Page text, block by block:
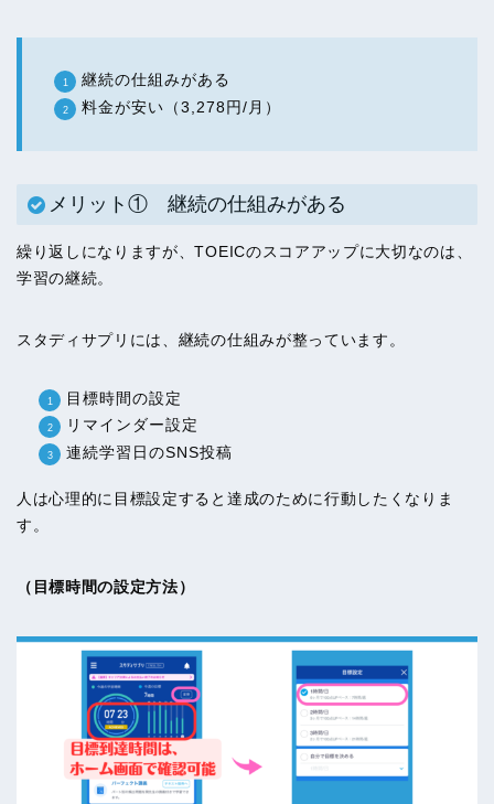
継続の仕組みがある
料金が安い（3,278円/月）
メリット① 継続の仕組みがある
繰り返しになりますが、TOEICのスコアアップに大切なのは、
学習の継続。
スタディサプリには、継続の仕組みが整っています。
目標時間の設定
リマインダー設定
連続学習日のSNS投稿
人は心理的に目標設定すると達成のために行動したくなりま
す。
（目標時間の設定方法）